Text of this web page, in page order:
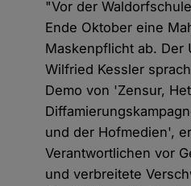
"Vor der
Ende Oktober eine
Maskenpflicht ab. Der
Wilfried Kessler
Demo von 'Zensur,
und der Hofmedien',
Verantwortlichen vor
und verbreitete